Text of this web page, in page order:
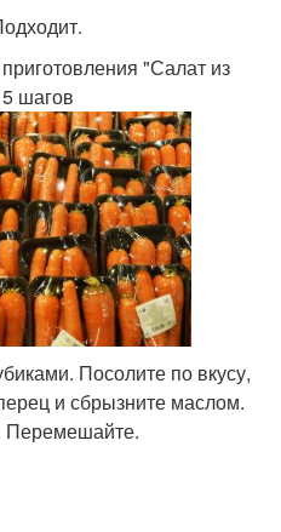
"Салат из
шагов
Посолите по вкусу,
и сбрызните маслом.
Перемешайте.